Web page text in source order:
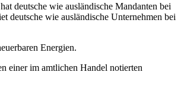
deutsche wie ausländische Mandanten bei
deutsche wie ausländische Unternehmen bei
Energien.
einer im amtlichen Handel notierten